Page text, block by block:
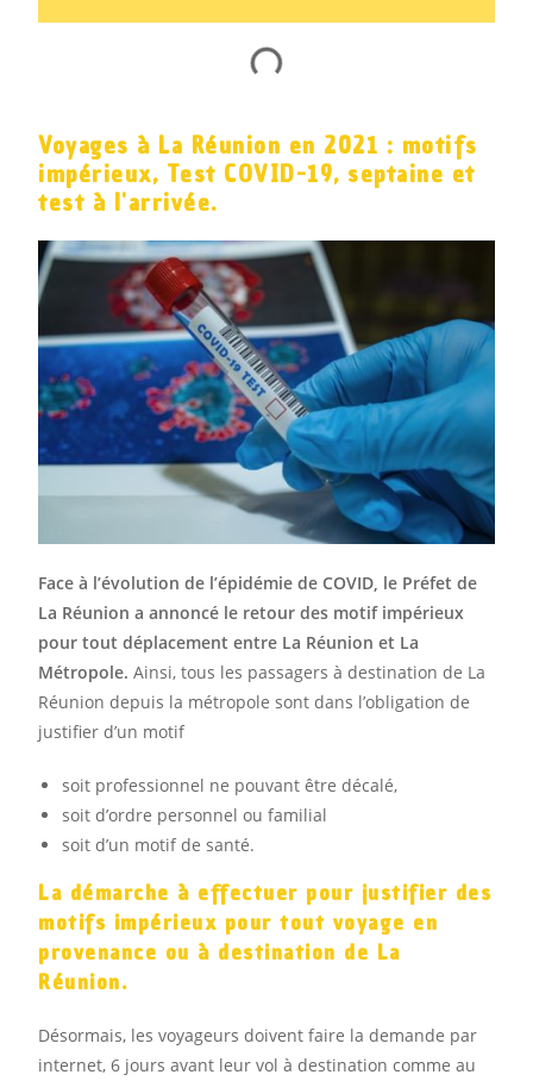
Voyages à La Réunion en 2021 : motifs
impérieux, Test COVID-19, septaine et
test à l'arrivée.
Face à l’évolution de l’épidémie de COVID, le Préfet de
La Réunion a annoncé le retour des motif impérieux
pour tout déplacement entre La Réunion et La
Métropole.Ainsi, tous les passagers à destination de La
Réunion depuis la métropole sont dans l’obligation de
justifier d’un motif
soit professionnel ne pouvant être décalé,
soit d’ordre personnel ou familial
soit d’un motif de santé.
La démarche à effectuer pour justifier des
motifs impérieux pour tout voyage en
provenance ou à destination de La
Réunion.
Désormais, les voyageurs doivent faire la demande par
internet, 6 jours avant leur vol à destination comme au